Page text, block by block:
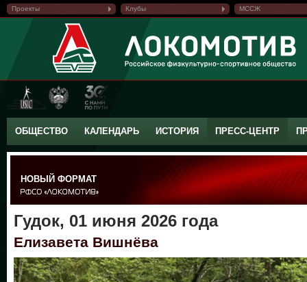
Проекты Клубы МССЖ
ОБЩЕСТВО КАЛЕНДАРЬ ИСТОРИЯ ПРЕСС-ЦЕНТР
НОВЫЙ ФОРМАТ
Гудок, 01 июня 2026 года
Елизавета Вишнёва